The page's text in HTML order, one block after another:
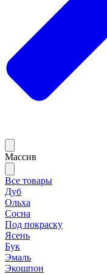
Массив
Все товары
Дуб
Ольха
Сосна
Под покраску
Ясень
Бук
Эмаль
Экошпон